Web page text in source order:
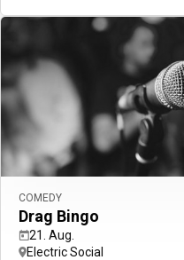
COMEDY
Drag Bingo
21. Aug.
Electric Social